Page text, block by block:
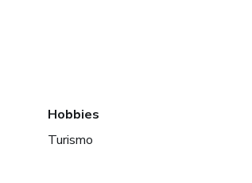
Hobbies
Turismo